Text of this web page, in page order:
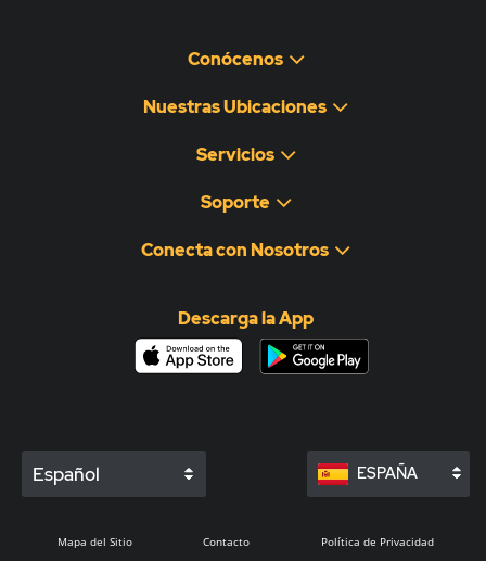
Conócenos
Nuestras Ubicaciones
Servicios
Soporte
Conecta con Nosotros
Descarga la App
Español ESPAÑA
Mapa del Sitio Contacto Política de Privacidad